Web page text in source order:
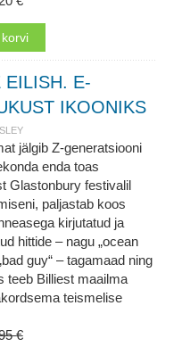
EILISH. E-
IKOONIKS
jälgib Z-generatsiooni
enda toas
Glastonbury festivalil
paljastab koos
kirjutatud ja
hittide – nagu „ocean
guy“ – tagamaad ning
teeb Billiest maailma
teismelise
€